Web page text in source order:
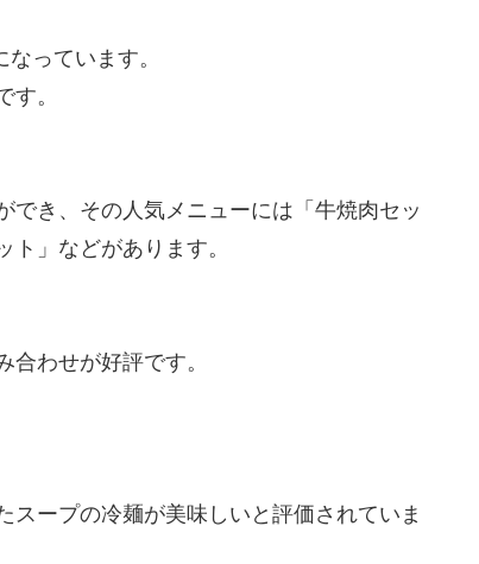
っています。
。
でき、その人気メニューには「牛焼肉セッ
ト」などがあります。
わせが好評です。
スープの冷麺が美味しいと評価されていま